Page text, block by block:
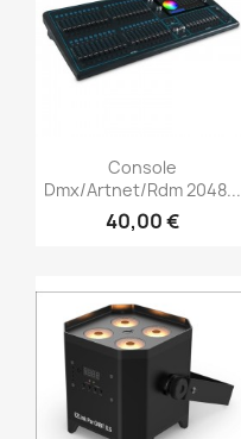
Aperçu rapide
Console
Dmx/Artnet/Rdm 2048...
40,00 €